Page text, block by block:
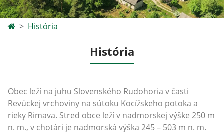
História
História
Obec leží na juhu Slovenského Rudohoria v časti
Revúckej vrchoviny na sútoku Kocížskeho potoka a
rieky Rimava. Stred obce leží v nadmorskej výške 250 m
n. m., v chotári je nadmorská výška 245 – 503 m n. m.